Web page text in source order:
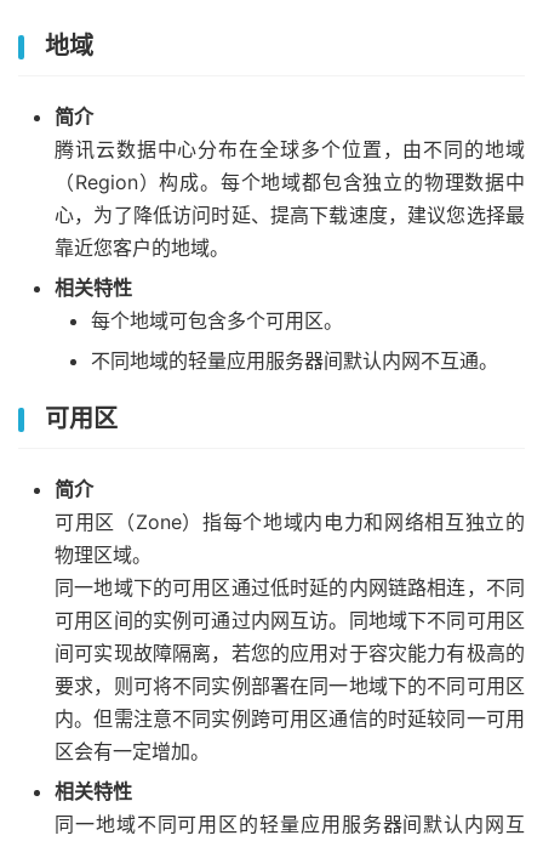
地域
简介
腾讯云数据中心分布在全球多个位置，由不同的地域
（Region）构成。每个地域都包含独立的物理数据中
心，为了降低访问时延、提高下载速度，建议您选择最
靠近您客户的地域。
相关特性
每个地域可包含多个可用区。
不同地域的轻量应用服务器间默认内网不互通。
可用区
简介
可用区（Zone）指每个地域内电力和网络相互独立的
物理区域。
同一地域下的可用区通过低时延的内网链路相连，不同
可用区间的实例可通过内网互访。同地域下不同可用区
间可实现故障隔离，若您的应用对于容灾能力有极高的
要求，则可将不同实例部署在同一地域下的不同可用区
内。但需注意不同实例跨可用区通信的时延较同一可用
区会有一定增加。
相关特性
同一地域不同可用区的轻量应用服务器间默认内网互